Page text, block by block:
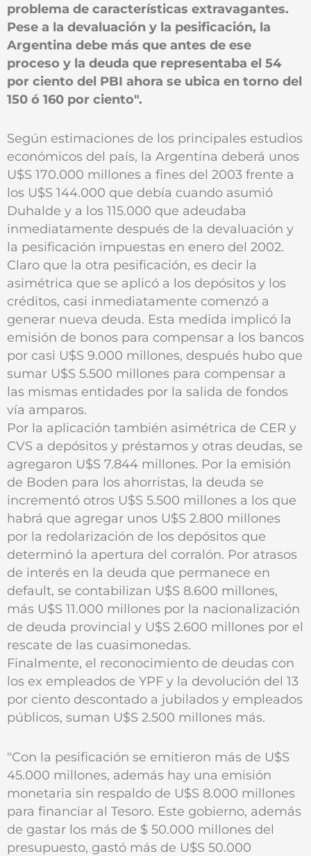
problema de características extravagantes.
Pese a la devaluación y la pesificación, la
Argentina debe más que antes de ese
proceso y la deuda que representaba el 54
por ciento del PBI ahora se ubica en torno del
150 ó 160 por ciento".
Según estimaciones de los principales estudios
económicos del país, la Argentina deberá unos
U$S 170.000 millones a fines del 2003 frente a
los U$S 144.000 que debía cuando asumió
Duhalde y a los 115.000 que adeudaba
inmediatamente después de la devaluación y
la pesificación impuestas en enero del 2002.
Claro que la otra pesificación, es decir la
asimétrica que se aplicó a los depósitos y los
créditos, casi inmediatamente comenzó a
generar nueva deuda. Esta medida implicó la
emisión de bonos para compensar a los bancos
por casi U$S 9.000 millones, después hubo que
sumar U$S 5.500 millones para compensar a
las mismas entidades por la salida de fondos
vía amparos.
Por la aplicación también asimétrica de CER y
CVS a depósitos y préstamos y otras deudas, se
agregaron U$S 7.844 millones. Por la emisión
de Boden para los ahorristas, la deuda se
incrementó otros U$S 5.500 millones a los que
habrá que agregar unos U$S 2.800 millones
por la redolarización de los depósitos que
determinó la apertura del corralón. Por atrasos
de interés en la deuda que permanece en
default, se contabilizan U$S 8.600 millones,
más U$S 11.000 millones por la nacionalización
de deuda provincial y U$S 2.600 millones por el
rescate de las cuasimonedas.
Finalmente, el reconocimiento de deudas con
los ex empleados de YPF y la devolución del 13
por ciento descontado a jubilados y empleados
públicos, suman U$S 2.500 millones más.
"Con la pesificación se emitieron más de U$S
45.000 millones, además hay una emisión
monetaria sin respaldo de U$S 8.000 millones
para financiar al Tesoro. Este gobierno, además
de gastar los más de $ 50.000 millones del
presupuesto, gastó más de U$S 50.000